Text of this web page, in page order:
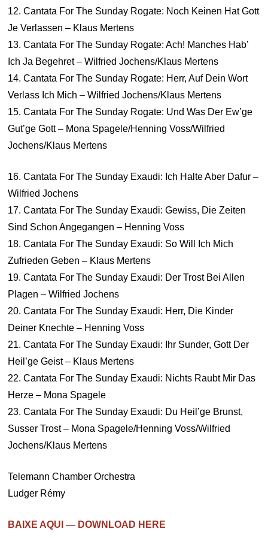
12. Cantata For The Sunday Rogate: Noch Keinen Hat Gott
Je Verlassen – Klaus Mertens
13. Cantata For The Sunday Rogate: Ach! Manches Hab’
Ich Ja Begehret – Wilfried Jochens/Klaus Mertens
14. Cantata For The Sunday Rogate: Herr, Auf Dein Wort
Verlass Ich Mich – Wilfried Jochens/Klaus Mertens
15. Cantata For The Sunday Rogate: Und Was Der Ew’ge
Gut’ge Gott – Mona Spagele/Henning Voss/Wilfried
Jochens/Klaus Mertens
16. Cantata For The Sunday Exaudi: Ich Halte Aber Dafur –
Wilfried Jochens
17. Cantata For The Sunday Exaudi: Gewiss, Die Zeiten
Sind Schon Angegangen – Henning Voss
18. Cantata For The Sunday Exaudi: So Will Ich Mich
Zufrieden Geben – Klaus Mertens
19. Cantata For The Sunday Exaudi: Der Trost Bei Allen
Plagen – Wilfried Jochens
20. Cantata For The Sunday Exaudi: Herr, Die Kinder
Deiner Knechte – Henning Voss
21. Cantata For The Sunday Exaudi: Ihr Sunder, Gott Der
Heil’ge Geist – Klaus Mertens
22. Cantata For The Sunday Exaudi: Nichts Raubt Mir Das
Herze – Mona Spagele
23. Cantata For The Sunday Exaudi: Du Heil’ge Brunst,
Susser Trost – Mona Spagele/Henning Voss/Wilfried
Jochens/Klaus Mertens
Telemann Chamber Orchestra
Ludger Rémy
BAIXE AQUI — DOWNLOAD HERE